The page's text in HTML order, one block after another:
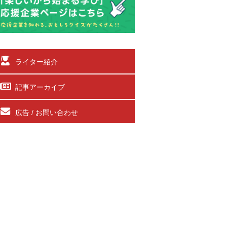
ライター紹介
記事アーカイブ
広告 / お問い合わせ